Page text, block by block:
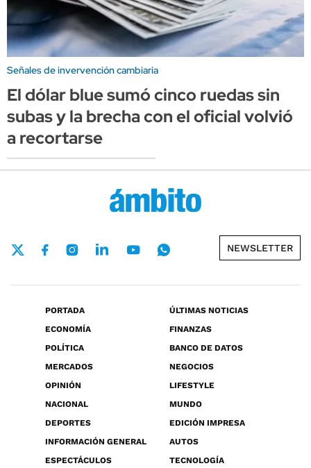
Señales de invervención cambiaria
El dólar blue sumó cinco ruedas sin
subas y la brecha con el oficial volvió
a recortarse
NEWSLETTER
PORTADA
ÚLTIMAS NOTICIAS
ECONOMÍA
FINANZAS
POLÍTICA
BANCO DE DATOS
MERCADOS
NEGOCIOS
OPINIÓN
LIFESTYLE
NACIONAL
MUNDO
DEPORTES
EDICIÓN IMPRESA
INFORMACIÓN GENERAL
AUTOS
ESPECTÁCULOS
TECNOLOGÍA